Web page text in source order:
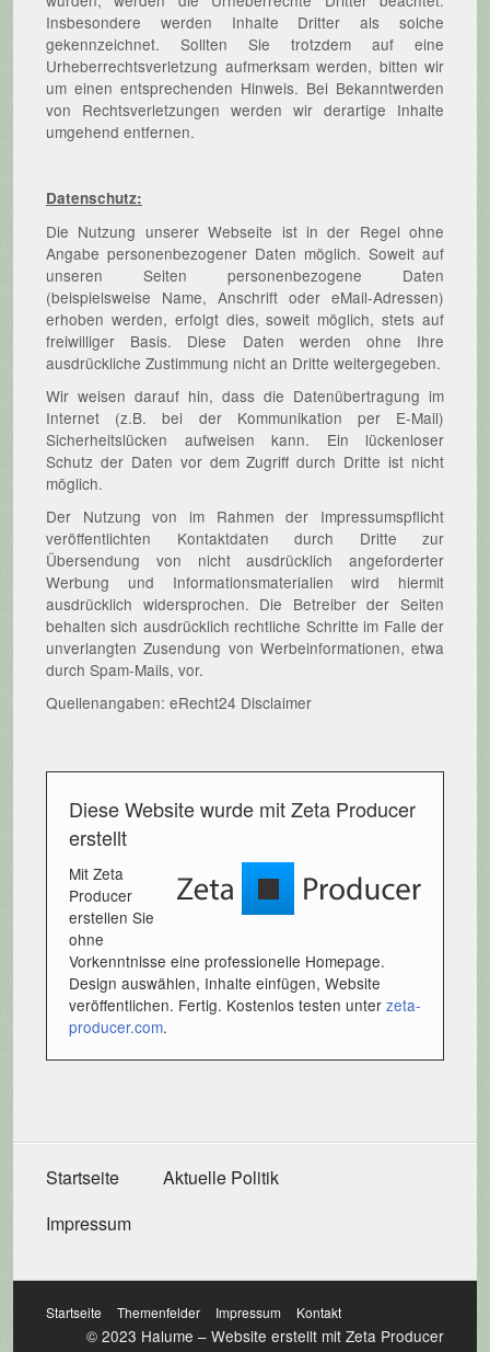
Insbesondere werden Inhalte Dritter als solche
gekennzeichnet. Sollten Sie trotzdem auf eine
Urheberrechtsverletzung aufmerksam werden, bitten wir
um einen entsprechenden Hinweis. Bei Bekanntwerden
von Rechtsverletzungen werden wir derartige Inhalte
umgehend entfernen.
Datenschutz:
Die Nutzung unserer Webseite ist in der Regel ohne
Angabe personenbezogener Daten möglich. Soweit auf
unseren Seiten personenbezogene Daten
(beispielsweise Name, Anschrift oder eMail-Adressen)
erhoben werden, erfolgt dies, soweit möglich, stets auf
freiwilliger Basis. Diese Daten werden ohne Ihre
ausdrückliche Zustimmung nicht an Dritte weitergegeben.
Wir weisen darauf hin, dass die Datenübertragung im
Internet (z.B. bei der Kommunikation per E-Mail)
Sicherheitslücken aufweisen kann. Ein lückenloser
Schutz der Daten vor dem Zugriff durch Dritte ist nicht
möglich.
Der Nutzung von im Rahmen der Impressumspflicht
veröffentlichten Kontaktdaten durch Dritte zur
Übersendung von nicht ausdrücklich angeforderter
Werbung und Informationsmaterialien wird hiermit
ausdrücklich widersprochen. Die Betreiber der Seiten
behalten sich ausdrücklich rechtliche Schritte im Falle der
unverlangten Zusendung von Werbeinformationen, etwa
durch Spam-Mails, vor.
Quellenangaben: eRecht24 Disclaimer
Diese Website wurde mit Zeta Producer
erstellt
Mit Zeta
Producer
erstellen Sie
ohne
Vorkenntnisse eine professionelle Homepage.
Design auswählen, Inhalte einfügen, Website
veröffentlichen. Fertig. Kostenlos testen unter zeta-
producer.com.
Startseite
Aktuelle Politik
Impressum
Startseite Themenfelder Impressum Kontakt
© 2023 Halume – Website erstellt mit Zeta Producer